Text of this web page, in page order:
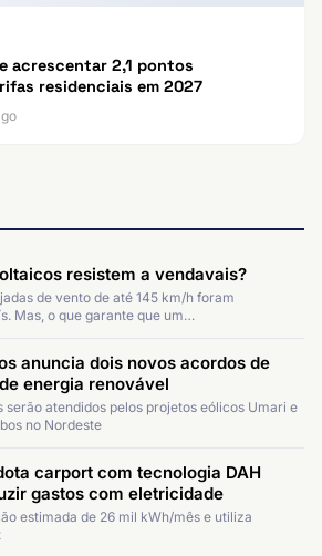
acrescentar 2,1 pontos
residenciais em 2027
resistem a vendavais?
de vento de até 145 km/h foram
Mas, o que garante que um…
anuncia dois novos acordos de
energia renovável
serão atendidos pelos projetos eólicos Umari e
no Nordeste
carport com tecnologia DAH
gastos com eletricidade
estimada de 26 mil kWh/mês e utiliza